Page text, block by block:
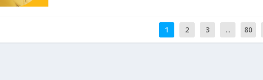
1 2 3 ... 80